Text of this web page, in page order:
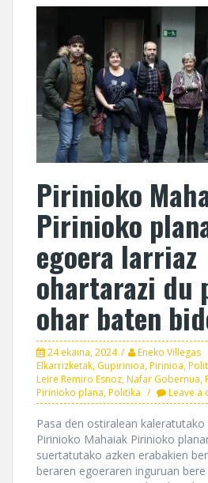
Pirinioko
Pirinioko
egoera larriaz
ohartarazi du
ohar baten
24 ekaina, 2024 Eneko Villegas
Elkarrizketak, Gupirinioa,Pirinioa,
Leire Remiro Esnoz,Nafar Gobernua,
Pirinioko plana,Politika Leave a
Pasa den ostiralean
Pirinioko Mahaiak Pirinioko
suertatutako azken erabakien
beraren egoeraren inguruan